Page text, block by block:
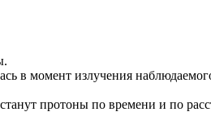
в момент излучения
протоны по времени и по